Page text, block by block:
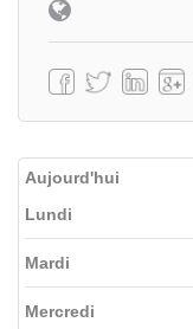
Aujourd'hui
Lundi
Mardi
Mercredi